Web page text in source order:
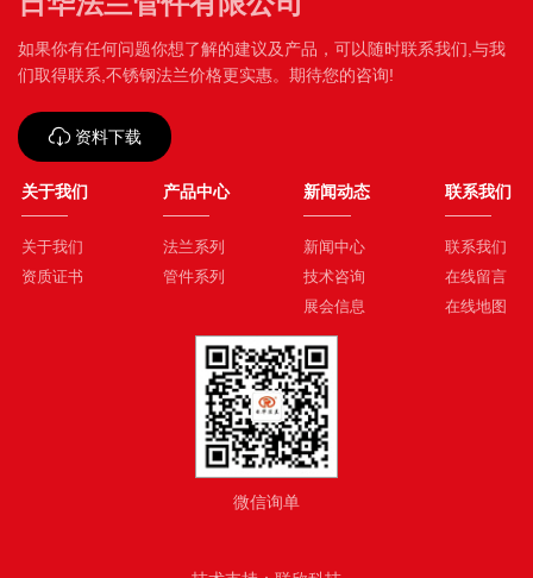
如果你有任何问题你想了解的建议及产品，可以随时联系我们,与我
们取得联系,不锈钢法兰价格更实惠。期待您的咨询!
资料下载
关于我们
关于我们
资质证书
产品中心
法兰系列
管件系列
新闻动态
新闻中心
技术咨询
展会信息
联系我们
联系我们
在线留言
在线地图
微信询单